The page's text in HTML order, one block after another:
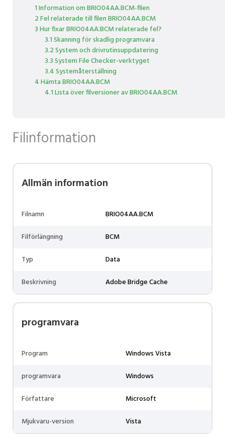
1 Information om BRIO04AA.BCM-filen
2 Fel relaterade till filen BRIO04AA.BCM
3 Hur fixar BRIO04AA.BCM relaterade fel?
3.1 Skanning för skadlig programvara
3.2 System och drivrutinsuppdatering
3.3 System File Checker-verktyget
3.4 Systemåterställning
4 Hämta BRIO04AA.BCM
4.1 Lista över filversioner av BRIO04AA.BCM
Filinformation
Allmän information
Filnamn
BRIO04AA.BCM
Filförlängning
BCM
Typ
Data
Beskrivning
Adobe Bridge Cache
programvara
Program
Windows Vista
programvara
Windows
Författare
Microsoft
Mjukvaru-version
Vista